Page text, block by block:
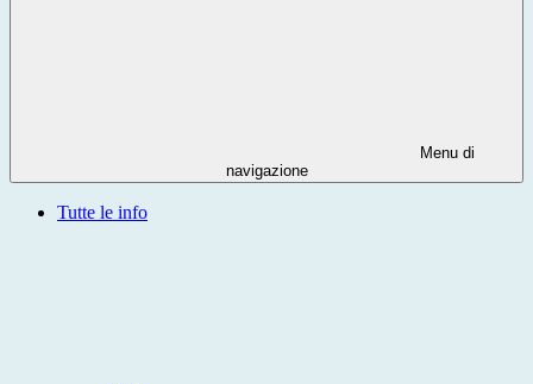
Menu di
navigazione
Tutte le info